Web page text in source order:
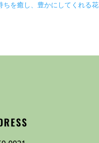
ちを癒し、豊かにしてくれる花